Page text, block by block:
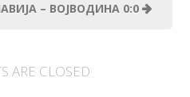
– ВОЈВОДИНА 0:0
ARE CLOSED